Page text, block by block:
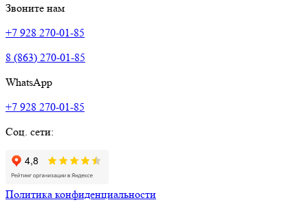
Звоните нам
+7 928 270-01-85
8 (863) 270-01-85
WhatsApp
+7 928 270-01-85
Соц. сети:
Политика конфиденциальности